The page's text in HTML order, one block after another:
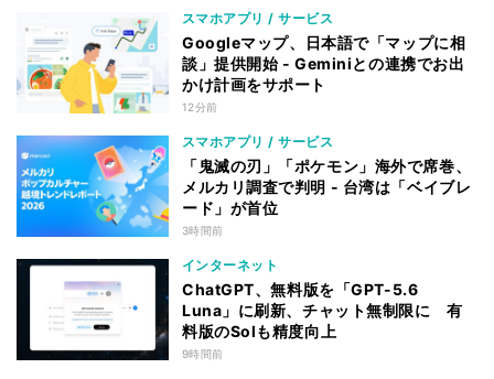
スマホアプリ / サービス
Googleマップ、日本語で「マップに相
談」提供開始 - Geminiとの連携でお出
かけ計画をサポート
12分前
スマホアプリ / サービス
「鬼滅の刃」「ポケモン」海外で席巻、
メルカリ調査で判明 - 台湾は「ベイブレ
ード」が首位
3時間前
インターネット
ChatGPT、無料版を「GPT-5.6
Luna」に刷新、チャット無制限に 有
料版のSolも精度向上
9時間前